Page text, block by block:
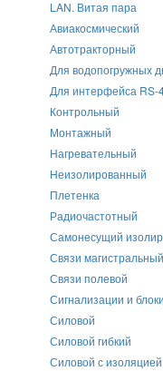
LAN. Витая пара
Авиакосмический
Автотракторный
Для водопогружных
Для интерфейса RS-
Контрольный
Монтажный
Нагревательный
Неизолированный
Плетенка
Радиочастотный
Самонесущий
Связи
Связи полевой
Сигнализации и
Силовой
Силовой гибкий
Силовой с